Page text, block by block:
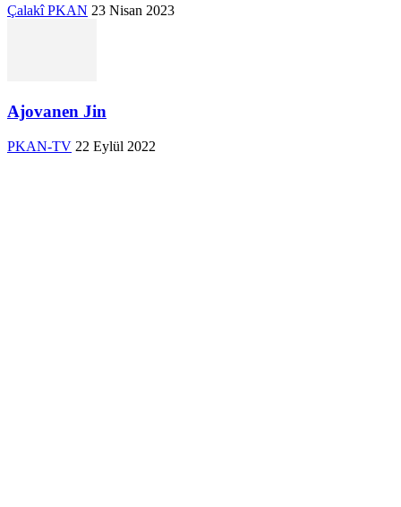
Çalakî PKAN 23 Nisan 2023
Ajovanen Jin
PKAN-TV 22 Eylül 2022